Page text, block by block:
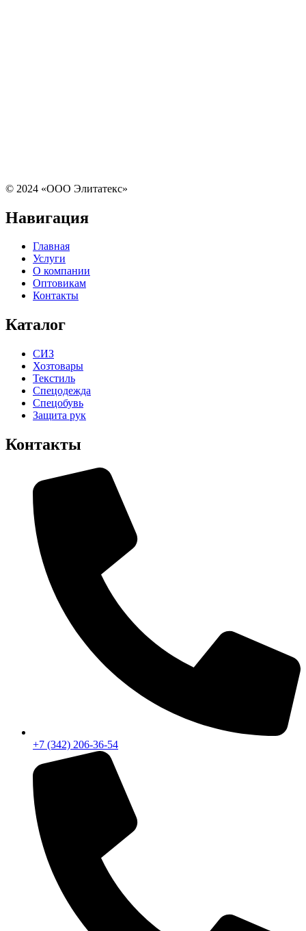
© 2024 «ООО Элитатекс»
Навигация
Главная
Услуги
О компании
Оптовикам
Контакты
Каталог
СИЗ
Хозтовары
Текстиль
Спецодежда
Спецобувь
Защита рук
Контакты
+7 (342) 206-36-54